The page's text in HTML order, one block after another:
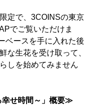
定で、3COINSの東京
でご覧いただけま
ベースを手に入れた後
な生花を受け取って、
しを始めてみません
せ時間～」概要≫